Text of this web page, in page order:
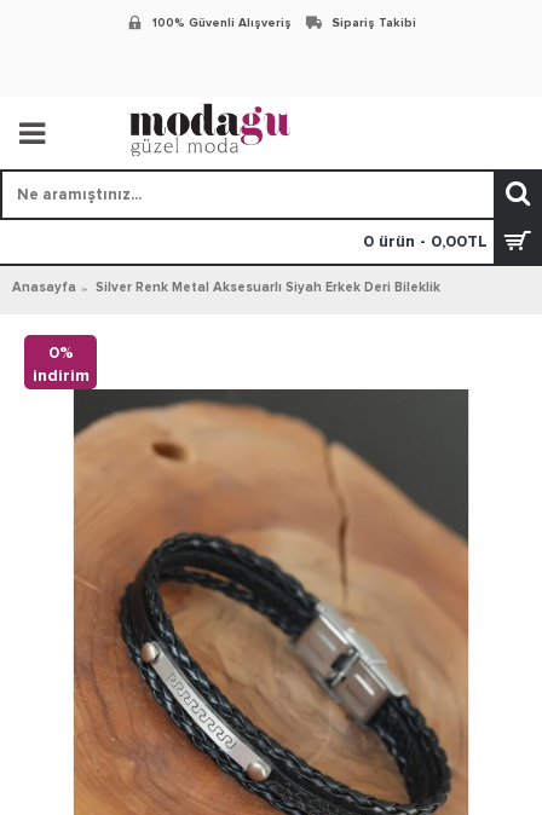
100% Güvenli Alışveriş Sipariş Takibi
0 ürün - 0,00TL
Anasayfa Silver Renk Metal Aksesuarlı Siyah Erkek Deri Bileklik
0%
indirim